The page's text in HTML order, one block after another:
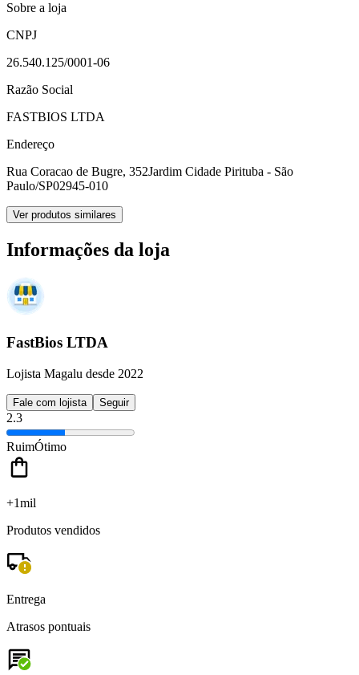
Sobre a loja
CNPJ
26.540.125/0001-06
Razão Social
FASTBIOS LTDA
Endereço
Rua Coracao de Bugre, 352Jardim Cidade Pirituba - São
Paulo/SP02945-010
Ver produtos similares
Informações da loja
FastBios LTDA
Lojista Magalu desde 2022
Fale com lojista Seguir
2.3
RuimÓtimo
+1mil
Produtos vendidos
Entrega
Atrasos pontuais